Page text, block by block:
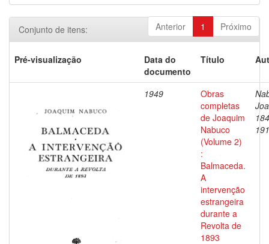
Anterior 1 Próximo
Conjunto de itens:
Pré-visualização
Data do
documento
Título
1949
Obras
completas
de Joaquim
Nabuco
(Volume 2)
:
Balmaceda.
A
intervenção
estrangeira
durante a
Revolta de
1893